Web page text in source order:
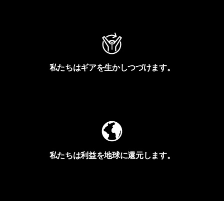
私たちはギアを生かしつづけます。
私たちは利益を地球に還元します。